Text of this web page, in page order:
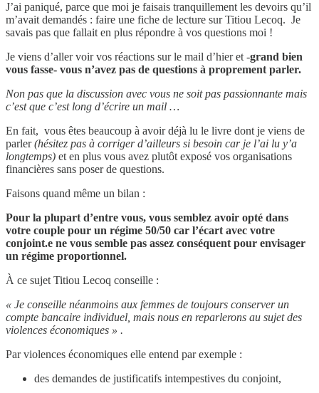
J’ai paniqué, parce que moi je faisais tranquillement les devoirs qu’il
m’avait demandés : faire une fiche de lecture sur Titiou Lecoq. Je
savais pas que fallait en plus répondre à vos questions moi !
Je viens d’aller voir vos réactions sur le mail d’hier et -grand bien
vous fasse- vous n’avez pas de questions à proprement parler.
Non pas que la discussion avec vous ne soit pas passionnante mais
c’est que c’est long d’écrire un mail …
En fait, vous êtes beaucoup à avoir déjà lu le livre dont je viens de
parler(hésitez pas à corriger d’ailleurs si besoin car je l’ai lu y’a
longtemps) et en plus vous avez plutôt exposé vos organisations
financières sans poser de questions.
Faisons quand même un bilan :
Pour la plupart d’entre vous, vous semblez avoir opté dans
votre couple pour un régime 50/50 car l’écart avec votre
conjoint.e ne vous semble pas assez conséquent pour envisager
un régime proportionnel.
À ce sujet Titiou Lecoq conseille :
« Je conseille néanmoins aux femmes de toujours conserver un
compte bancaire individuel, mais nous en reparlerons au sujet des
violences économiques » .
Par violences économiques elle entend par exemple :
des demandes de justificatifs intempestives du conjoint,